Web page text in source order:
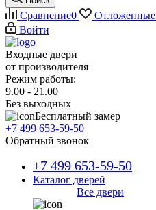
Сравнение0 Отложенные
Войти
Входные двери
от производителя
Режим работы:
9.00 - 21.00
Без выходных
Бесплатный замер
+7 499 653-59-50
Обратный звонок
+7 499 653-59-50
Каталог дверей
Все двери